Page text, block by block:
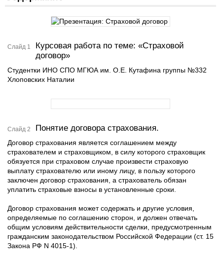
Слайд 1
Курсовая работа по теме: «Страховой
договор»
Студентки ИНО СПО МГЮА им. О.Е. Кутафина группы №332
Хлоповских Наталии
Слайд 2 Понятие договора страхования.
Договор страхования является соглашением между
страхователем и страховщиком, в силу которого страховщик
обязуется при страховом случае произвести страховую
выплату страхователю или иному лицу, в пользу которого
заключен договор страхования, а страхователь обязан
уплатить страховые взносы в установленные сроки.
Договор страхования может содержать и другие условия,
определяемые по соглашению сторон, и должен отвечать
общим условиям действительности сделки, предусмотренным
гражданским законодательством Российской Федерации (ст. 15
Закона РФ N 4015-1).